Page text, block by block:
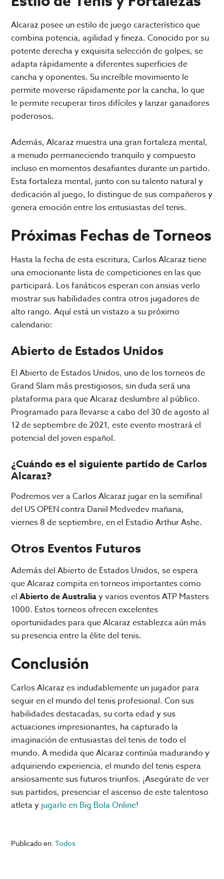
Alcaraz posee un estilo de juego característico que
combina potencia, agilidad y fineza. Conocido por su
potente derecha y exquisita selección de golpes, se
adapta rápidamente a diferentes superficies de
cancha y oponentes. Su increíble movimiento le
permite moverse rápidamente por la cancha, lo que
le permite recuperar tiros difíciles y lanzar ganadores
poderosos.
Además, Alcaraz muestra una gran fortaleza mental,
a menudo permaneciendo tranquilo y compuesto
incluso en momentos desafiantes durante un partido.
Esta fortaleza mental, junto con su talento natural y
dedicación al juego, lo distingue de sus compañeros y
genera emoción entre los entusiastas del tenis.
Próximas Fechas de Torneos
Hasta la fecha de esta escritura, Carlos Alcaraz tiene
una emocionante lista de competiciones en las que
participará. Los fanáticos esperan con ansias verlo
mostrar sus habilidades contra otros jugadores de
alto rango. Aquí está un vistazo a su próximo
calendario:
Abierto de Estados Unidos
El Abierto de Estados Unidos, uno de los torneos de
Grand Slam más prestigiosos, sin duda será una
plataforma para que Alcaraz deslumbre al público.
Programado para llevarse a cabo del 30 de agosto al
12 de septiembre de 2021, este evento mostrará el
potencial del joven español.
¿Cuándo es el siguiente partido de Carlos
Alcaraz?
Podremos ver a Carlos Alcaraz jugar en la semifinal
del US OPEN contra Daniil Medvedev mañana,
viernes 8 de septiembre, en el Estadio Arthur Ashe.
Otros Eventos Futuros
Además del Abierto de Estados Unidos, se espera
que Alcaraz compita en torneos importantes como
elAbierto de Australiay varios eventos ATP Masters
1000. Estos torneos ofrecen excelentes
oportunidades para que Alcaraz establezca aún más
su presencia entre la élite del tenis.
Conclusión
Carlos Alcaraz es indudablemente un jugador para
seguir en el mundo del tenis profesional. Con sus
habilidades destacadas, su corta edad y sus
actuaciones impresionantes, ha capturado la
imaginación de entusiastas del tenis de todo el
mundo. A medida que Alcaraz continúa madurando y
adquiriendo experiencia, el mundo del tenis espera
ansiosamente sus futuros triunfos. ¡Asegúrate de ver
sus partidos, presenciar el ascenso de este talentoso
atleta y jugarle en Big Bola Online!
Publicado en:Todos